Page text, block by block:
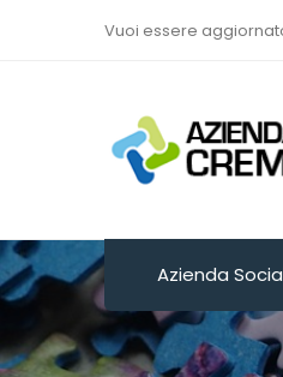
Vuoi essere
Via
Fuoco n.
Cremona -
Azienda